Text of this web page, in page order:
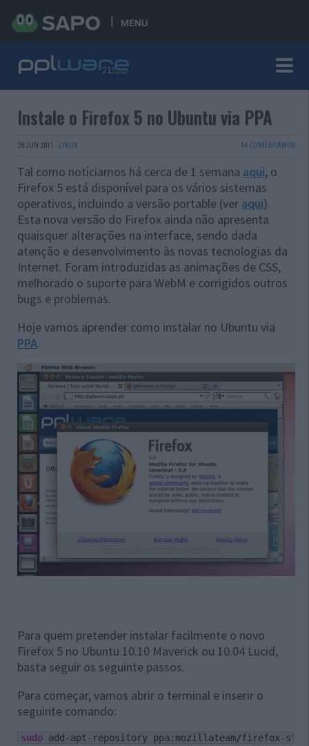
MENU
Instale o Firefox 5 no Ubuntu via PPA
28 JUN 2011 · LINUX 14 COMENTÁRIOS
Tal como noticiamos há cerca de 1 semana aqui, o
Firefox 5 está disponível para os vários sistemas
operativos, incluindo a versão portable (ver aqui).
Esta nova versão do Firefox ainda não apresenta
quaisquer alterações na interface, sendo dada
atenção e desenvolvimento às novas tecnologias da
Internet. Foram introduzidas as animações de CSS,
melhorado o suporte para WebM e corrigidos outros
bugs e problemas.
Hoje vamos aprender como instalar no Ubuntu via
PPA.
Para quem pretender instalar facilmente o novo
Firefox 5 no Ubuntu 10.10 Maverick ou 10.04 Lucid,
basta seguir os seguinte passos.
Para começar, vamos abrir o terminal e inserir o
seguinte comando:
sudo add-apt-repository ppa:mozillateam/firefox-